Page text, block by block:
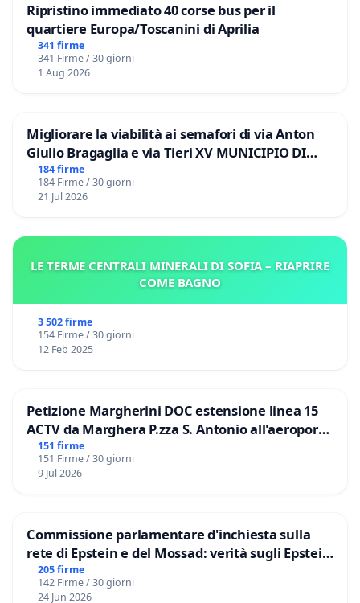
Ripristino immediato 40 corse bus per il
quartiere Europa/Toscanini di Aprilia
341 firme
341 Firme / 30 giorni
1 Aug 2026
Migliorare la viabilità ai semafori di via Anton
Giulio Bragaglia e via Tieri XV MUNICIPIO DI
ROMA
184 firme
184 Firme / 30 giorni
21 Jul 2026
LE TERME CENTRALI MINERALI DI SOFIA – RIAPRIRE
COME BAGNO
3 502 firme
154 Firme / 30 giorni
12 Feb 2025
Petizione Margherini DOC estensione linea 15
ACTV da Marghera P.zza S. Antonio all'aeroporto
Marco Polo tariffa a € 1,50
151 firme
151 Firme / 30 giorni
9 Jul 2026
Commissione parlamentare d'inchiesta sulla
rete di Epstein e del Mossad: verità sugli Epstein
Files
205 firme
142 Firme / 30 giorni
24 Jun 2026